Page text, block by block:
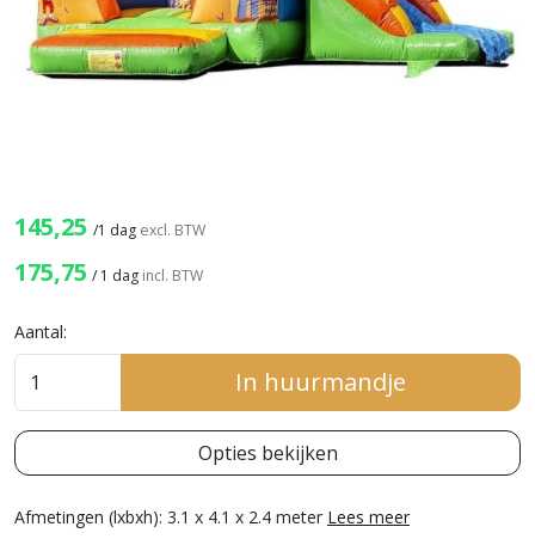
145,25 /1 dag excl. BTW
175,75 /1 dag incl. BTW
Aantal:
In huurmandje
Opties bekijken
Afmetingen (lxbxh): 3.1 x 4.1 x 2.4 meter Lees meer